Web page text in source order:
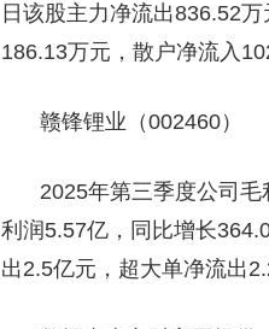
日该股主力净流出836.52
186.13万元，散户净流入
赣锋锂业（002460）
2025年第三季度公司
利润5.57亿，同比增长
出2.5亿元，超大单净流出